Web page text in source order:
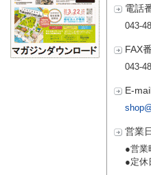
電話
043-
FAX
043-
E-
営業
●営
●定